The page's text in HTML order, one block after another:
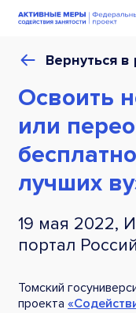
Вернуться
Освоить
или
лучших
19 мая 2022,
портал
Томский
проекта